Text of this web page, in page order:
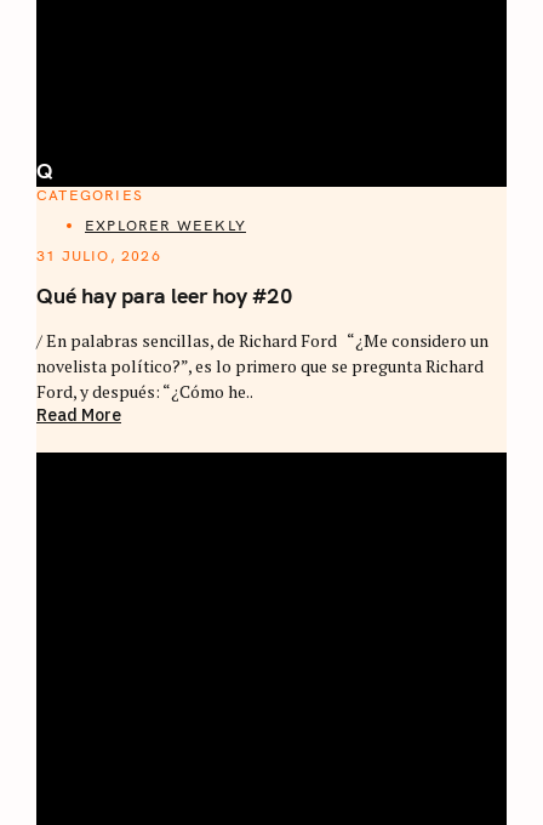
Q
CATEGORIES
EXPLORER WEEKLY
31 JULIO, 2026
Qué hay para leer hoy #20
/ En palabras sencillas, de Richard Ford “¿Me considero un
novelista político?”, es lo primero que se pregunta Richard
Ford, y después: “¿Cómo he..
Read More